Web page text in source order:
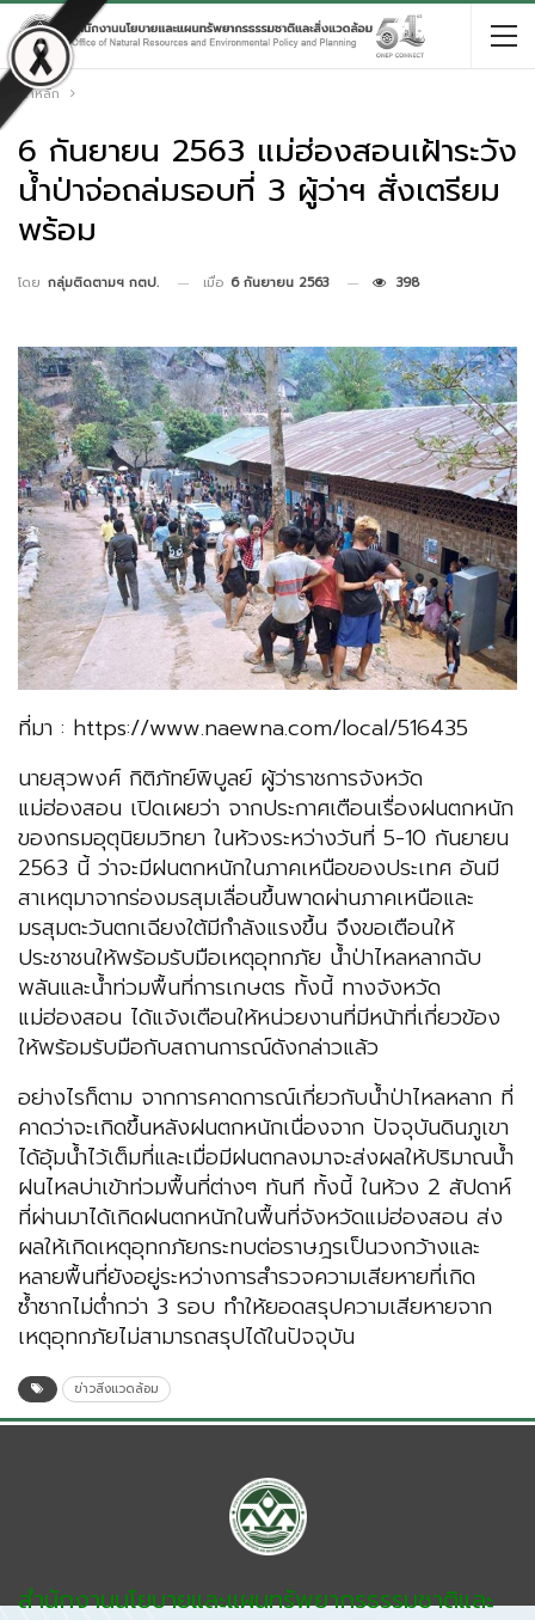
หน้าหลัก
6 กันยายน 2563 แม่ฮ่องสอนเฝ้าระวัง
น้ำป่าจ่อถล่มรอบที่ 3 ผู้ว่าฯ สั่งเตรียม
พร้อม
โดย กลุ่มติดตามฯ กตป. เมื่อ 6 กันยายน 2563 398
ที่มา : https://www.naewna.com/local/516435
นายสุวพงศ์ กิติภัทย์พิบูลย์ ผู้ว่าราชการจังหวัด
แม่ฮ่องสอน เปิดเผยว่า จากประกาศเตือนเรื่องฝนตกหนัก
ของกรมอุตุนิยมวิทยา ในห้วงระหว่างวันที่ 5-10 กันยายน
2563 นี้ ว่าจะมีฝนตกหนักในภาคเหนือของประเทศ อันมี
สาเหตุมาจากร่องมรสุมเลื่อนขึ้นพาดผ่านภาคเหนือและ
มรสุมตะวันตกเฉียงใต้มีกำลังแรงขึ้น จึงขอเตือนให้
ประชาชนให้พร้อมรับมือเหตุอุทกภัย น้ำป่าไหลหลากฉับ
พลันและน้ำท่วมพื้นที่การเกษตร ทั้งนี้ ทางจังหวัด
แม่ฮ่องสอน ได้แจ้งเตือนให้หน่วยงานที่มีหน้าที่เกี่ยวข้อง
ให้พร้อมรับมือกับสถานการณ์ดังกล่าวแล้ว
อย่างไรก็ตาม จากการคาดการณ์เกี่ยวกับน้ำป่าไหลหลาก ที่
คาดว่าจะเกิดขึ้นหลังฝนตกหนักเนื่องจาก ปัจจุบันดินภูเขา
ได้อุ้มน้ำไว้เต็มที่และเมื่อมีฝนตกลงมาจะส่งผลให้ปริมาณน้ำ
ฝนไหลบ่าเข้าท่วมพื้นที่ต่างๆ ทันที ทั้งนี้ ในห้วง 2 สัปดาห์
ที่ผ่านมาได้เกิดฝนตกหนักในพื้นที่จังหวัดแม่ฮ่องสอน ส่ง
ผลให้เกิดเหตุอุทกภัยกระทบต่อราษฎรเป็นวงกว้างและ
หลายพื้นที่ยังอยู่ระหว่างการสำรวจความเสียหายที่เกิด
ซ้ำซากไม่ต่ำกว่า 3 รอบ ทำให้ยอดสรุปความเสียหายจาก
เหตุอุทกภัยไม่สามารถสรุปได้ในปัจจุบัน
ข่าวสิ่งแวดล้อม
สำนักงานนโยบายและแผนทรัพยากรธรรมชาติและ